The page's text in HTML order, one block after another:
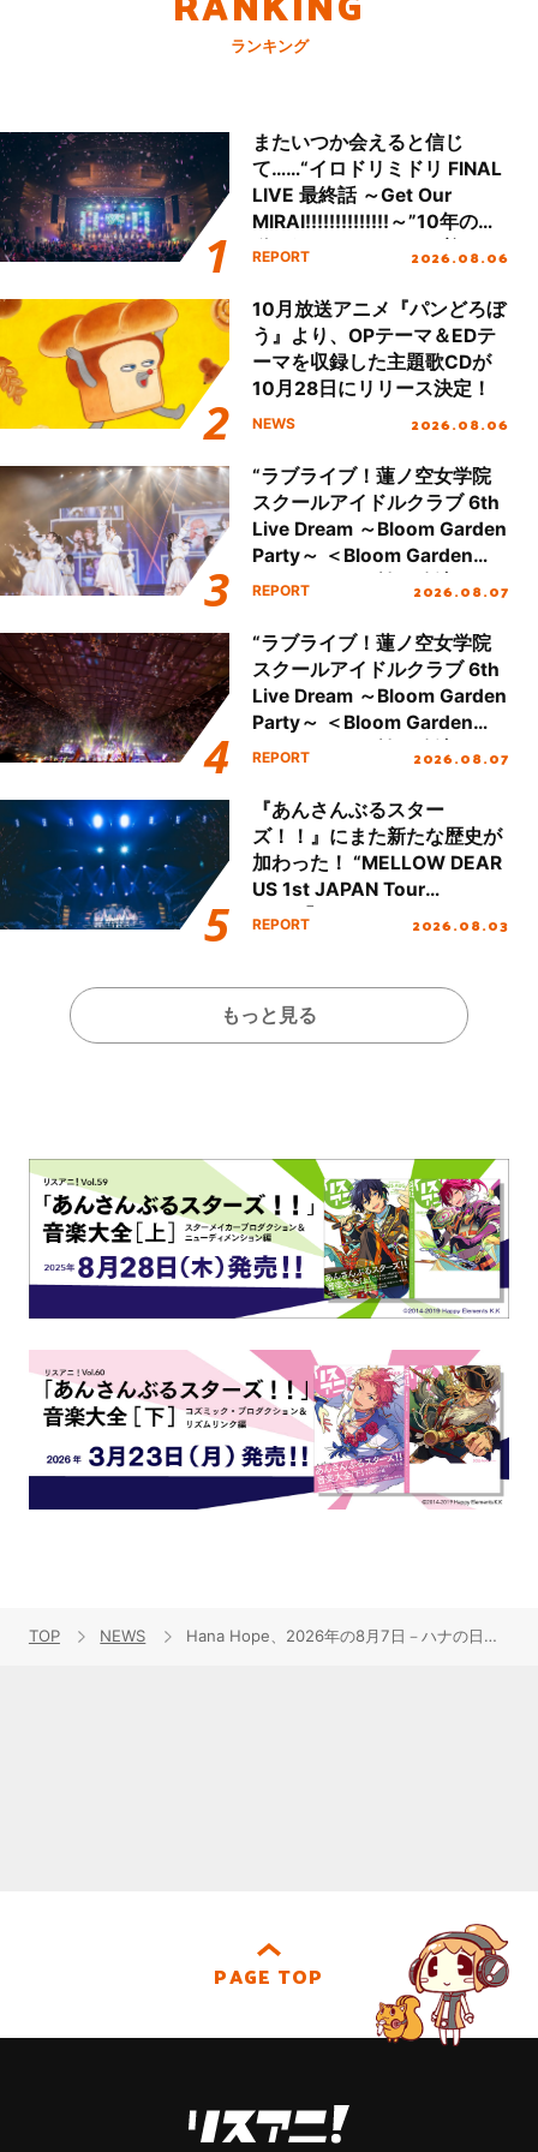
ランキング
またいつか会えると信じ
て……“イロドリミドリ FINAL
LIVE 最終話 ～Get Our
MIRAI!!!!!!!!!!!!!!～”10年の活
動を経てファイナルを迎える
REPORT 2026.08.06
10月放送アニメ『パンどろぼ
う』より、OPテーマ＆EDテ
ーマを収録した主題歌CDが
10月28日にリリース決定！
NEWS 2026.08.06
“ラブライブ！蓮ノ空女学院
スクールアイドルクラブ 6th
Live Dream ～Bloom Garden
Party～ ＜Bloom Garden
Party Stage／埼玉公演＞”
REPORT 2026.08.07
“ラブライブ！蓮ノ空女学院
スクールアイドルクラブ 6th
Live Dream ～Bloom Garden
Party～ ＜Bloom Garden
Party Stage／埼玉公演＞”
REPORT 2026.08.07
『あんさんぶるスター
ズ！！』にまた新たな歴史が
加わった！ “MELLOW DEAR
US 1st JAPAN Tour
Final「NICE to meet YOU
REPORT 2026.08.03
もっと見る
TOP NEWS Hana Hope、2026年の8月7日－ハナの日に恵比寿LIQUIDROOMワンマンライブ決定！今年12月19日にはクリスマスライブも開催決定！
PAGE TOP